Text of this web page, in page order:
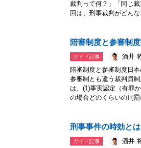
裁判って何？」「同じ
回は、刑事裁判がどん
陪審制度と参審制
ガイド記事
酒井
陪審制度と参審制度日
参審制とも違う裁判員
は、(1)事実認定（有罪
の場合どのくらいの刑
刑事事件の時効と
ガイド記事
酒井